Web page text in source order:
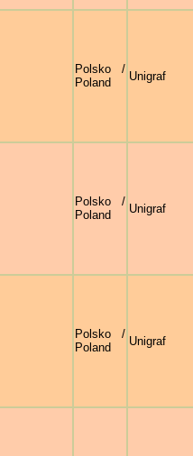
Polsko /
Poland
Unigraf
Polsko /
Poland
Unigraf
Polsko /
Poland
Unigraf